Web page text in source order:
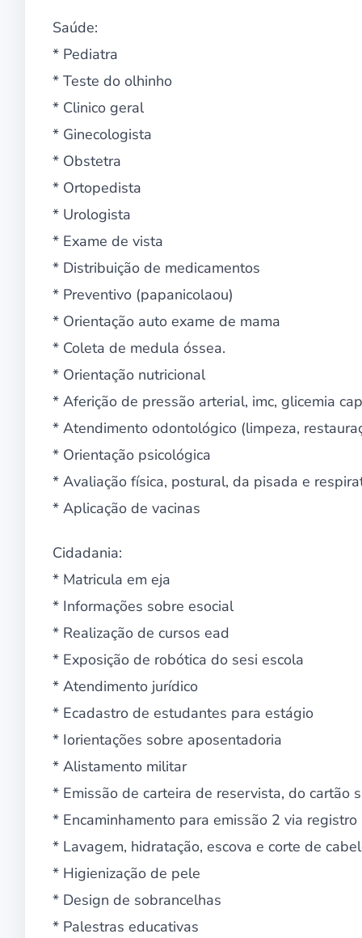
Saúde:
* Pediatra
* Teste do olhinho
* Clinico geral
* Ginecologista
* Obstetra
* Ortopedista
* Urologista
* Exame de vista
* Distribuição de medicamentos
* Preventivo (papanicolaou)
* Orientação auto exame de mama
* Coleta de medula óssea.
* Orientação nutricional
* Aferição de pressão arterial, imc, glicemia
* Atendimento odontológico (limpeza,
* Orientação psicológica
* Avaliação física, postural, da pisada e
* Aplicação de vacinas
Cidadania:
* Matricula em eja
* Informações sobre esocial
* Realização de cursos ead
* Exposição de robótica do sesi escola
* Atendimento jurídico
* Ecadastro de estudantes para estágio
* Iorientações sobre aposentadoria
* Alistamento militar
* Emissão de carteira de reservista, do cartão
* Encaminhamento para emissão 2 via registro
* Lavagem, hidratação, escova e corte de
* Higienização de pele
* Design de sobrancelhas
* Palestras educativas